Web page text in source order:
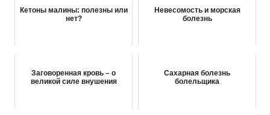
Кетоны малины: полезны или
нет?
Невесомость и морская
болезнь
Заговоренная кровь – о
великой силе внушения
Сахарная болезнь
болельщика